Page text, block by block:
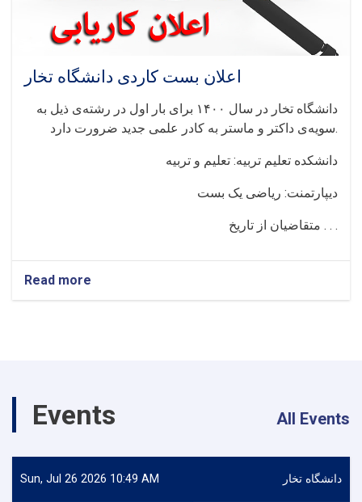
اعلان بست کاردی دانشگاه تخار
دانشگاه تخار در سال ۱۴۰۰ برای بار اول در رشته‌ی ذيل به
سويه‌ی داکتر و ماستر به کادر علمی جديد ضرورت دارد.
دانشکده تعلیم تربیه: تعلیم و تربیه
دیپارتمنت: ریاضی یک بست
متقاضيان از تاريخ . . .
Read more
اعلان
Events All Events
Sun, Jul 26 2026 10:49 AM دانشگاه تخار